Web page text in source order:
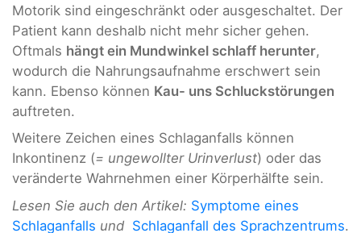
Motorik sind eingeschränkt oder ausgeschaltet. Der
Patient kann deshalb nicht mehr sicher gehen.
Oftmals hängt ein Mundwinkel schlaff herunter,
wodurch die Nahrungsaufnahme erschwert sein
kann. Ebenso können Kau- uns Schluckstörungen
auftreten.
Weitere Zeichen eines Schlaganfalls können
Inkontinenz (= ungewollter Urinverlust) oder das
veränderte Wahrnehmen einer Körperhälfte sein.
Lesen Sie auch den Artikel: Symptome eines
Schlaganfalls und Schlaganfall des Sprachzentrums.